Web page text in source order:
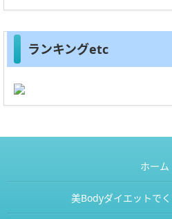
ランキングetc
ホーム
美Bodyダイエットで